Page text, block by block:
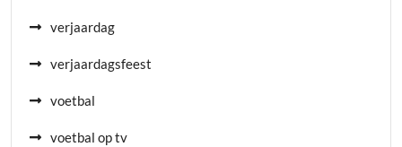
verjaardag
verjaardagsfeest
voetbal
voetbal op tv